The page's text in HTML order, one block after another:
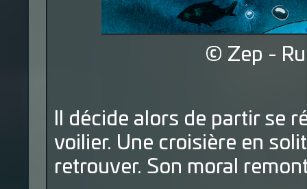
© Zep -
Il décide alors de partir se
voilier. Une croisière en
retrouver. Son moral